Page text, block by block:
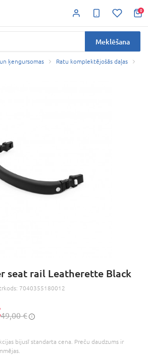
0
Meklēšana
ķengursomas
Ratu komplektējošās daļas
seat rail Leatherette Black
7040355180012
49,00 €
bijusī standarta cena. Preču daudzums ir